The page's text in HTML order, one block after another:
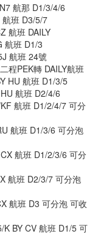
航那 D1/3/4/6
班 D3/5/7
航班 DAILY
航班 D1/3
航班 24號
程PEK轉 DAILY航班
HU 航班 D1/3/5
航班 D2/4/6
航班 D1/2/4/7 可分
航班 D1/3/6 可分泡
航班 D1/2/3/6 可分
航班 D2/3/7 可分泡
航班 D3 可分泡 可收
BY CV 航班 D1/5 可